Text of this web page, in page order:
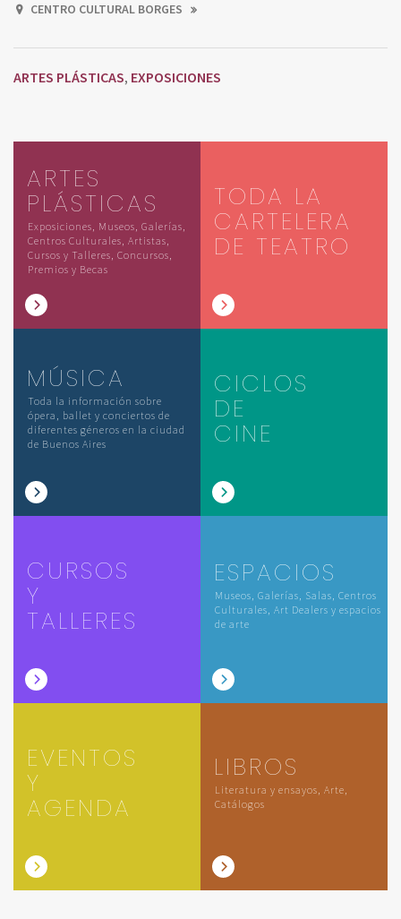
CENTRO CULTURAL BORGES
ARTES PLÁSTICAS, EXPOSICIONES
ARTES
PLÁSTICAS
Exposiciones, Museos, Galerías,
Centros Culturales, Artistas,
Cursos y Talleres, Concursos,
Premios y Becas
TODA LA
CARTELERA
DE TEATRO
MÚSICA
Toda la información sobre
ópera, ballet y conciertos de
diferentes géneros en la ciudad
de Buenos Aires
CICLOS
DE
CINE
CURSOS
Y
TALLERES
ESPACIOS
Museos, Galerías, Salas, Centros
Culturales, Art Dealers y espacios
de arte
EVENTOS
Y
AGENDA
LIBROS
Literatura y ensayos, Arte,
Catálogos